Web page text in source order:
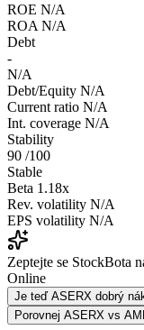
ROE N/A
ROA N/A
Debt
-
N/A
Debt/Equity N/A
Current ratio N/A
Int. coverage N/A
Stability
90 /100
Stable
Beta 1.18x
Rev. volatility N/A
EPS volatility N/A
Zeptejte se StockBota
Online
Je teď ASERX dobrý
Porovnej ASERX vs